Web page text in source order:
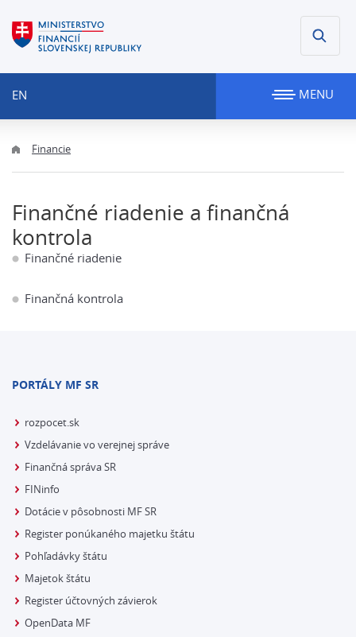
EN MENU
Financie
Finančné riadenie a finančná
kontrola
Finančné riadenie
Finančná kontrola
PORTÁLY MF SR
rozpocet.sk
Vzdelávanie vo verejnej správe
Finančná správa SR
FINinfo
Dotácie v pôsobnosti MF SR
Register ponúkaného majetku štátu
Pohľadávky štátu
Majetok štátu
Register účtovných závierok
OpenData MF